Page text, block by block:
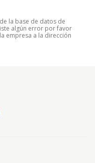
la base de datos de
algún error por favor
empresa a la dirección